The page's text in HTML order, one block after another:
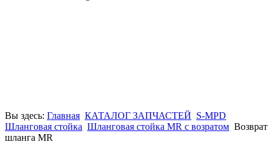
Вы здесь: Главная КАТАЛОГ ЗАПЧАСТЕЙ S-MPD
Шланговая стойка Шланговая стойка MR с возратом Возврат
шланга МR